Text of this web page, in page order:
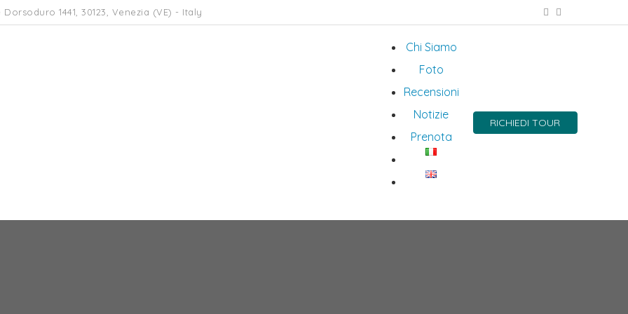
Dorsoduro 1441, 30123, Venezia (VE) - Italy
Chi Siamo
Foto
Recensioni
Notizie
Prenota
RICHIEDI TOUR